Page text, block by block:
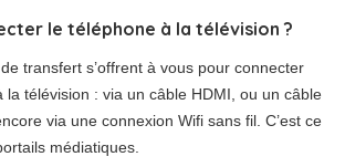
le téléphone à la télévision ?
transfert s’offrent à vous pour connecter
la télévision : via un câble HDMI, ou un câble
via une connexion Wifi sans fil. C’est ce
médiatiques.